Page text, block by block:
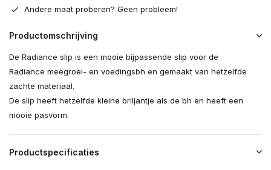
Andere maat proberen? Geen probleem!
Productomschrijving
De Radiance slip is een mooie bijpassende slip voor de
Radiance meegroei- en voedingsbh en gemaakt van hetzelfde
zachte materiaal.
De slip heeft hetzelfde kleine briljantje als de bh en heeft een
mooie pasvorm.
Productspecificaties